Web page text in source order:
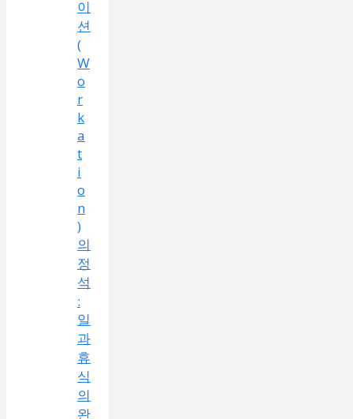
이
션
(
W
o
r
k
a
t
i
o
n
)
의
정
석
:
일
과
휴
식
의
완